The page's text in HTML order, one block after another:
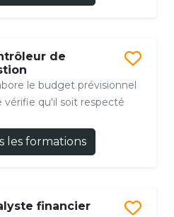
de
le budget prévisionnel
vérifie qu'il soit respecté
les formations
financier